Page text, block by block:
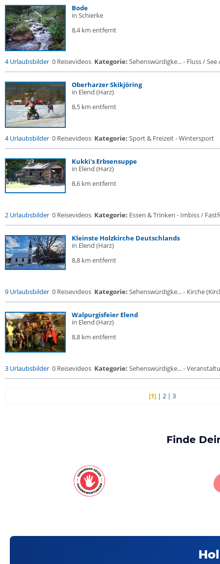
Bode
in Schierke
8,4 km entfernt
4 Urlaubsbilder 0 Reisevideos Kategorie: Sehenswürdigke... - Fluss / See
Oberharzer Skikjöring
in Elend (Harz)
8,5 km entfernt
4 Urlaubsbilder 0 Reisevideos Kategorie: Sport & Freizeit - Wintersport
Kukki's Erbsensuppe
in Elend (Harz)
8,6 km entfernt
2 Urlaubsbilder 0 Reisevideos Kategorie: Essen & Trinken - Imbiss /
Kleinste Holzkirche Deutschlands
in Elend (Harz)
8,8 km entfernt
9 Urlaubsbilder 0 Reisevideos Kategorie: Sehenswürdigke... - Kirche
Walpurgisfeier Elend
in Elend (Harz)
8,8 km entfernt
3 Urlaubsbilder 0 Reisevideos Kategorie: Sehenswürdigke... -
[1] |2 |3
Finde